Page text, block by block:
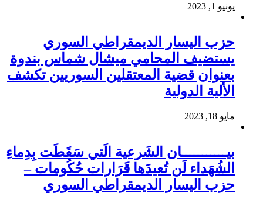
يونيو 1, 2023
حزب اليسار الديمقراطي السوري
يستضيف المحامي ميشال شماس بندوة
بعنوان قضية المعتقلين السوريين تكشف
الألية الدولية
مايو 18, 2023
بيـــــــــــان الشَرعية الَتي سَقَطَت بِدِماءِ
الشُهَداء لَن تُعيدَها قَرَارات حُكُومات –
حزب اليسار الديمقراطي السوري